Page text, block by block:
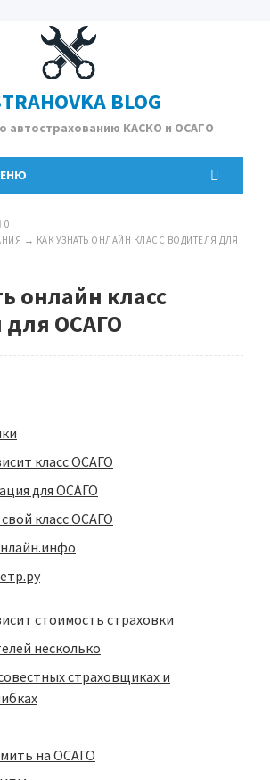
BLOG
автострахованию КАСКО и ОСАГО
0
→ КАК УЗНАТЬ ОНЛАЙН КЛАСС ВОДИТЕЛЯ ДЛЯ
онлайн класс
для ОСАГО
класс ОСАГО
для ОСАГО
класс ОСАГО
стоимость страховки
несколько
страховщиках и
на ОСАГО